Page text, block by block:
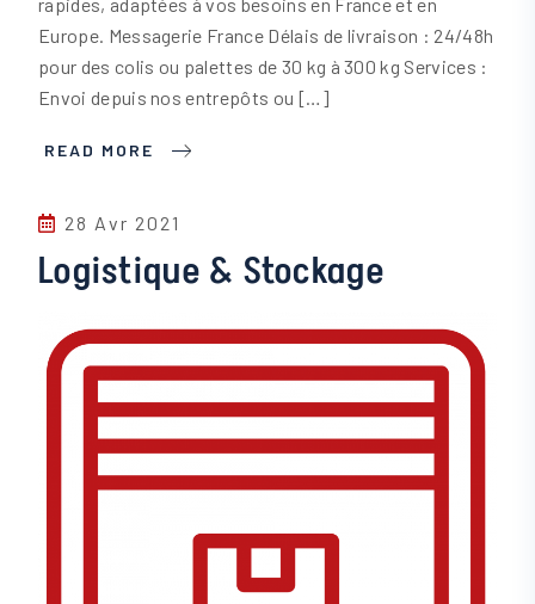
Europe. Messagerie France Délais de livraison : 24/48h
pour des colis ou palettes de 30 kg à 300 kg Services :
Envoi depuis nos entrepôts ou […]
READ MORE
28 Avr 2021
Logistique & Stockage